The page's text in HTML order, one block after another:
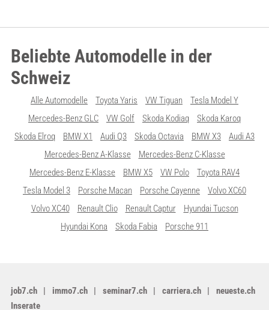
Beliebte Automodelle in der
Schweiz
Alle Automodelle Toyota Yaris VW Tiguan
Tesla Model Y
Mercedes-Benz GLC
VW Golf Skoda Kodiaq
Skoda Karoq
Skoda Elroq
BMW X1 Audi Q3 Skoda Octavia BMW X3
Audi A3
Mercedes-Benz A-Klasse
Mercedes-Benz C-Klasse
Mercedes-Benz E-Klasse
BMW X5 VW Polo
Toyota RAV4
Tesla Model 3
Porsche Macan Porsche Cayenne
Volvo XC60
Volvo XC40
Renault Clio Renault Captur
Hyundai Tucson
Hyundai Kona
Skoda Fabia Porsche 911
job7.ch immo7.ch seminar7.ch carriera.ch
neueste.ch
Inserate